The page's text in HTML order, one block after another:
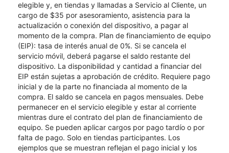
elegible y, en tiendas y llamadas a Servicio al Cliente, un
cargo de $35 por asesoramiento, asistencia para la
actualización o conexión del dispositivo, a pagar al
momento de la compra. Plan de financiamiento de equipo
(EIP): tasa de interés anual de 0%. Si se cancela el
servicio móvil, deberá pagarse el saldo restante del
dispositivo. La disponibilidad y cantidad a financiar del
EIP están sujetas a aprobación de crédito. Requiere pago
inicial y de la parte no financiada al momento de la
compra. El saldo se cancela en pagos mensuales. Debe
permanecer en el servicio elegible y estar al corriente
mientras dure el contrato del plan de financiamiento de
equipo. Se pueden aplicar cargos por pago tardío o por
falta de pago. Solo en tiendas participantes. Los
ejemplos que se muestran reflejan el pago inicial y los